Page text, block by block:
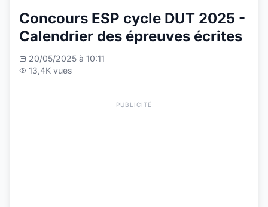
Concours ESP cycle DUT 2025 -
Calendrier des épreuves écrites
20/05/2025 à 10:11
13,4K vues
PUBLICITÉ